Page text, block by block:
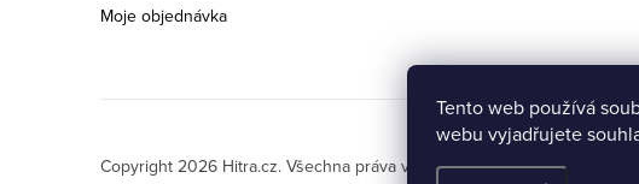
Tento web používá
webu vyjadřujete
Moje objednávka
Copyright 2026 Hitra.cz. Všechna práva vyhrazena.